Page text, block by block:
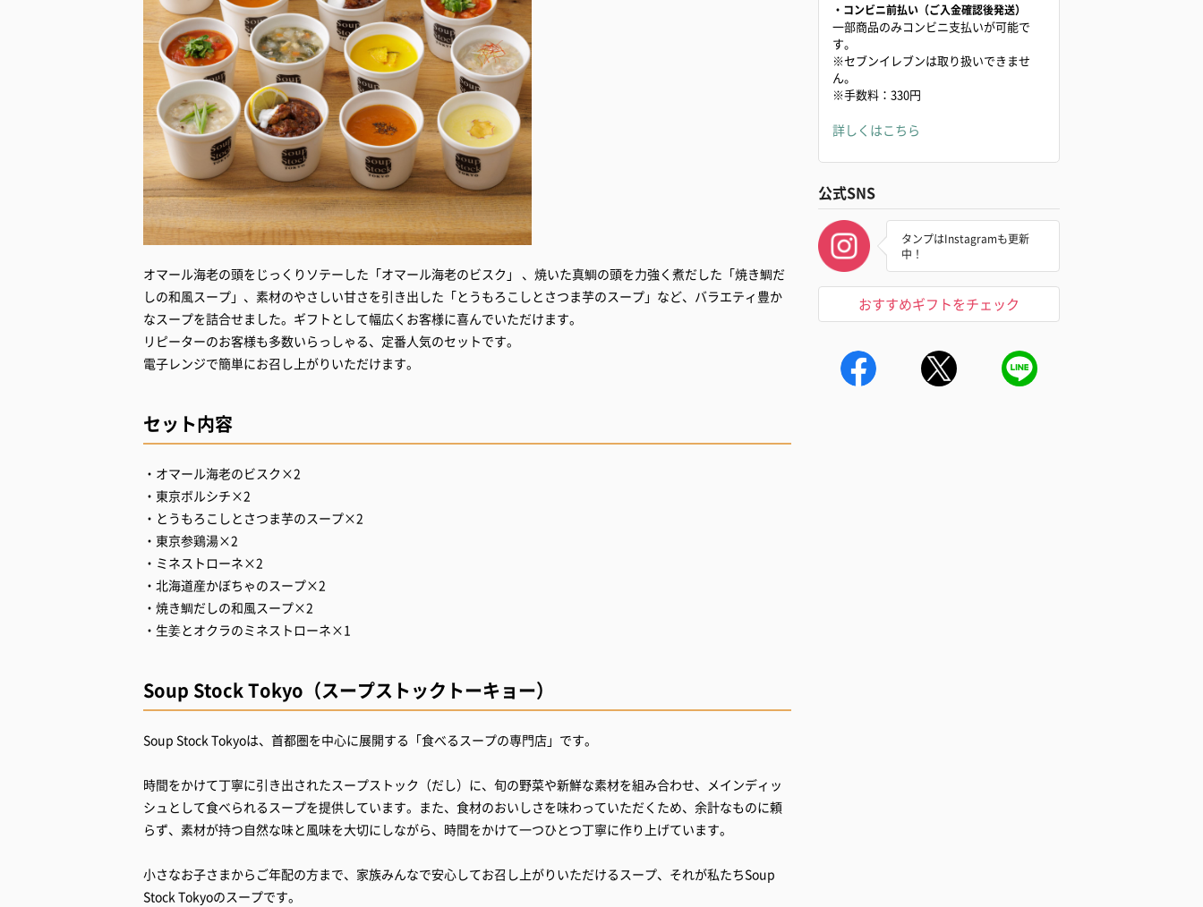
オマール海老の頭をじっくりソテーした「オマール海老のビスク」 、焼いた真鯛の頭を力強く煮だした「焼き鯛だ
しの和風スープ」、素材のやさしい甘さを引き出した「とうもろこしとさつま芋のスープ」など、バラエティ豊か
なスープを詰合せました。ギフトとして幅広くお客様に喜んでいただけます。​
リピーターのお客様も多数いらっしゃる、定番人気のセットです。​
電子レンジで簡単にお召し上がりいただけます。​
セット内容
・オマール海老のビスク×2
・東京ボルシチ×2
・とうもろこしとさつま芋のスープ×2
・東京参鶏湯×2
・ミネストローネ×2
・北海道産かぼちゃのスープ×2
・焼き鯛だしの和風スープ×2
・生姜とオクラのミネストローネ×1
Soup Stock Tokyo（スープストックトーキョー）
Soup Stock Tokyoは、首都圏を中心に展開する「食べるスープの専門店」です。
時間をかけて丁寧に引き出されたスープストック（だし）に、旬の野菜や新鮮な素材を組み合わせ、メインディッ
シュとして食べられるスープを提供しています。また、食材のおいしさを味わっていただくため、余計なものに頼
らず、素材が持つ自然な味と風味を大切にしながら、時間をかけて一つひとつ丁寧に作り上げています。
小さなお子さまからご年配の方まで、家族みんなで安心してお召し上がりいただけるスープ、それが私たちSoup
Stock Tokyoのスープです。
・コンビニ前払い（ご入金確認後発送）
一部商品のみコンビニ支払いが可能で
す。
※セブンイレブンは取り扱いできませ
ん。
※手数料：330円
詳しくはこちら
公式SNS
タンプはInstagramも更新
中！
おすすめギフトをチェック